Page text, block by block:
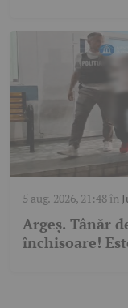
5 aug. 2026, 21:48în
Argeș. Tânăr
închisoare!